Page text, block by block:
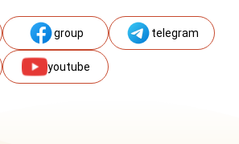
group telegram
youtube